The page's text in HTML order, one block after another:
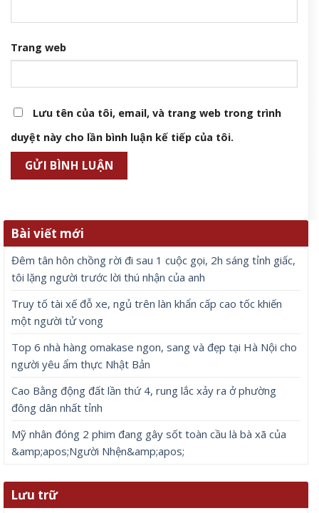
Trang web
Lưu tên của tôi, email, và trang web trong trình
duyệt này cho lần bình luận kế tiếp của tôi.
Bài viết mới
Đêm tân hôn chồng rời đi sau 1 cuộc gọi, 2h sáng tỉnh giấc,
tôi lặng người trước lời thú nhận của anh
Truy tố tài xế đỗ xe, ngủ trên làn khẩn cấp cao tốc khiến
một người tử vong
Top 6 nhà hàng omakase ngon, sang và đẹp tại Hà Nội cho
người yêu ẩm thực Nhật Bản
Cao Bằng động đất lần thứ 4, rung lắc xảy ra ở phường
đông dân nhất tỉnh
Mỹ nhân đóng 2 phim đang gây sốt toàn cầu là bà xã của
&amp;apos;Người Nhện&amp;apos;
Lưu trữ